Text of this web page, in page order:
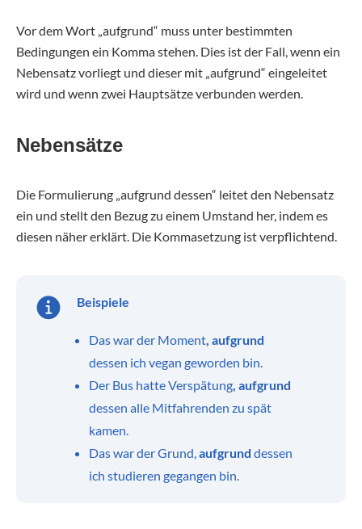
Vor dem Wort „aufgrund“ muss unter bestimmten
Bedingungen ein Komma stehen. Dies ist der Fall, wenn ein
Nebensatz vorliegt und dieser mit „aufgrund“ eingeleitet
wird und wenn zwei Hauptsätze verbunden werden.
Nebensätze
Die Formulierung „aufgrund dessen“ leitet den Nebensatz
ein und stellt den Bezug zu einem Umstand her, indem es
diesen näher erklärt. Die Kommasetzung ist verpflichtend.
Beispiele
Das war der Moment, aufgrund
dessen ich vegan geworden bin.
Der Bus hatte Verspätung, aufgrund
dessen alle Mitfahrenden zu spät
kamen.
Das war der Grund,aufgrund dessen
ich studieren gegangen bin.